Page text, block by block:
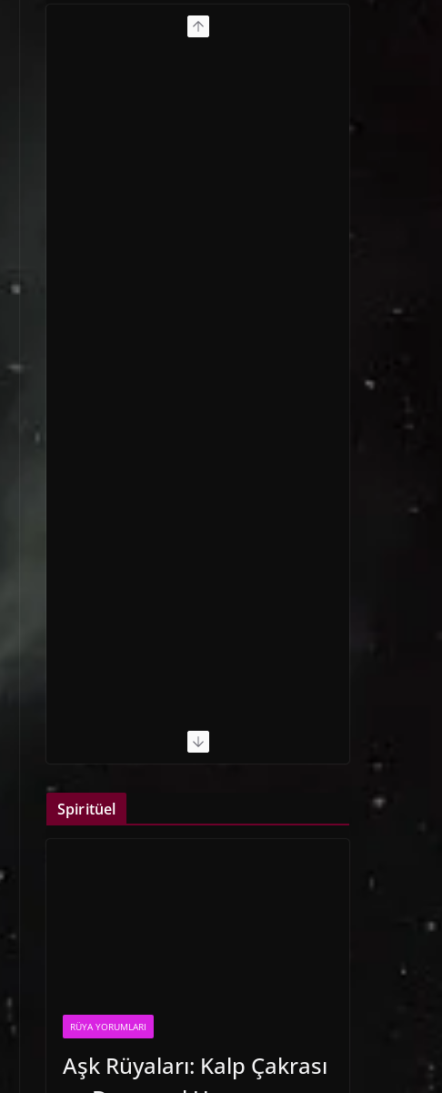
Spiritüel
RÜYA YORUMLARI
Aşk Rüyaları: Kalp Çakrası